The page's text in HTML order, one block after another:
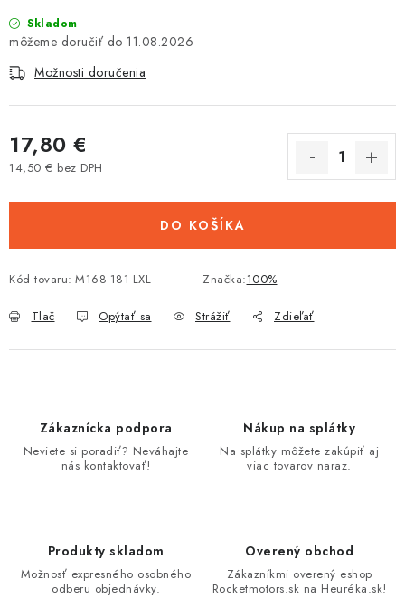
Tabuľky veľkostí odevov, prilieb a obuvi rôznych značiek
Skladom
11.08.2026
Možnosti doručenia
17,80 €
14,50 € bez DPH
DO KOŠÍKA
Kód tovaru: M168-181-LXL Značka:100%
Tlač Opýtať sa Strážiť Zdieľať
Zákaznícka podpora
Neviete si poradiť? Neváhajte
nás kontaktovať!
Nákup na splátky
Na splátky môžete zakúpiť aj
viac tovarov naraz.
Produkty skladom
Možnosť expresného osobného
odberu objednávky.
Overený obchod
Zákazníkmi overený eshop
Rocketmotors.sk na Heuréka.sk!